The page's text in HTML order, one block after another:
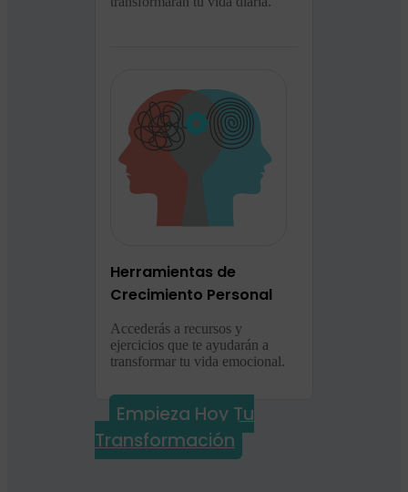
Herramientas de
Crecimiento Personal
Accederás a recursos y
ejercicios que te ayudarán a
transformar tu vida emocional.
Empieza Hoy Tu
Transformación